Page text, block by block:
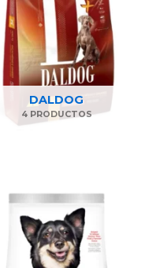
DALDOG
4 PRODUCTOS